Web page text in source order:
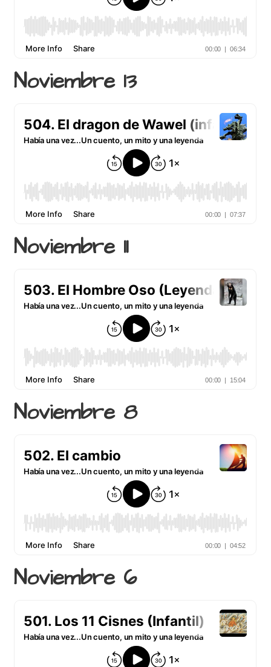
Noviembre 13
Noviembre 11
Noviembre 8
Noviembre 6